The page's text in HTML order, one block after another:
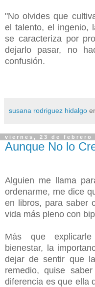
"No olvides que
el talento, el ingenio,
se caracteriza por
dejarlo pasar, no
confusión.
susana rodriguez hidalgo
viernes, 23 de febrero
Aunque No lo
Alguien me llama
ordenarme, me dice
en libros, para saber
vida más pleno con
Más que
bienestar, la
dejar de sentir que
remedio, quise
diferencia es que ella